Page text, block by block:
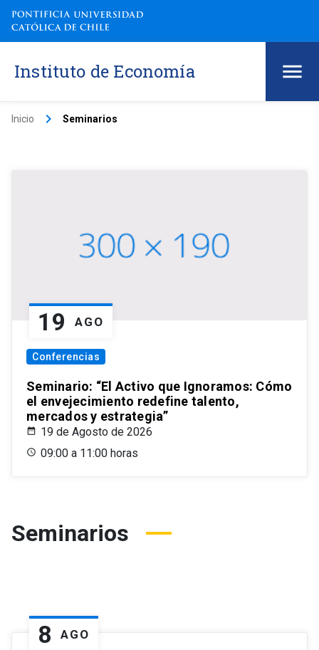
Instituto de Economía
Inicio keyboard_arrow_right Seminarios
19 AGO
Conferencias
Seminario: “El Activo que Ignoramos: Cómo
el envejecimiento redefine talento,
mercados y estrategia”
19 de Agosto de 2026
09:00 a 11:00 horas
Seminarios
8 AGO